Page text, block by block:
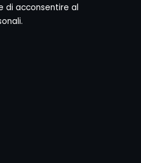
di acconsentire al